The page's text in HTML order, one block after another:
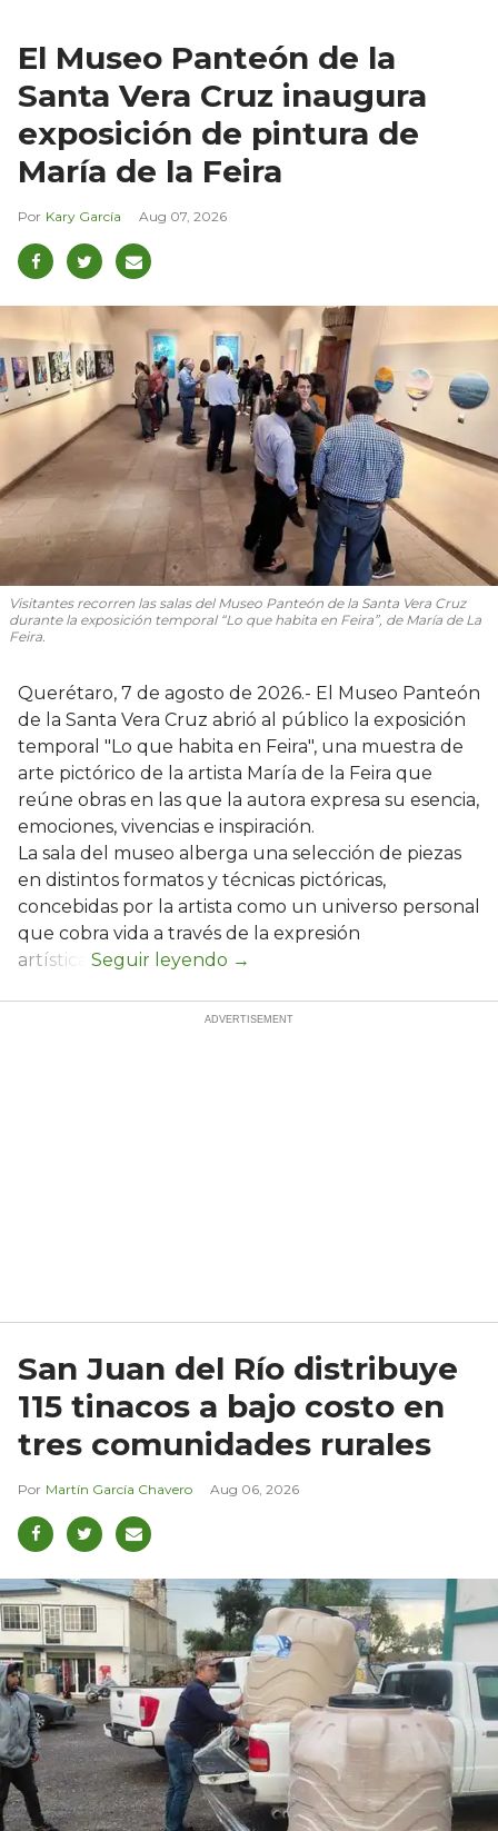
El Museo Panteón de la
Santa Vera Cruz inaugura
exposición de pintura de
María de la Feira
Kary García Aug 07, 2026
Visitantes recorren las salas del Museo Panteón de la Santa Vera Cruz
durante la exposición temporal “Lo que habita en Feira”, de María de La
Feira.
Querétaro, 7 de agosto de 2026.- El Museo Panteón
de la Santa Vera Cruz abrió al público la exposición
temporal "Lo que habita en Feira", una muestra de
arte pictórico de la artista María de la Feira que
reúne obras en las que la autora expresa su esencia,
emociones, vivencias e inspiración.
La sala del museo alberga una selección de piezas
en distintos formatos y técnicas pictóricas,
concebidas por la artista como un universo personal
que cobra vida a través de la expresión
artística.
San Juan del Río distribuye
115 tinacos a bajo costo en
tres comunidades rurales
Martín García Chavero Aug 06, 2026